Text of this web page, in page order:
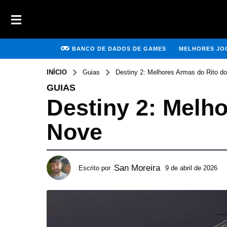
BANCO DE DADOS DE GAMES MELHORES
INÍCIO Guias Destiny 2: Melhores Armas do Rito
GUIAS
Destiny 2:
Nove
Escrito por San Moreira 9 de abril de 2026
a